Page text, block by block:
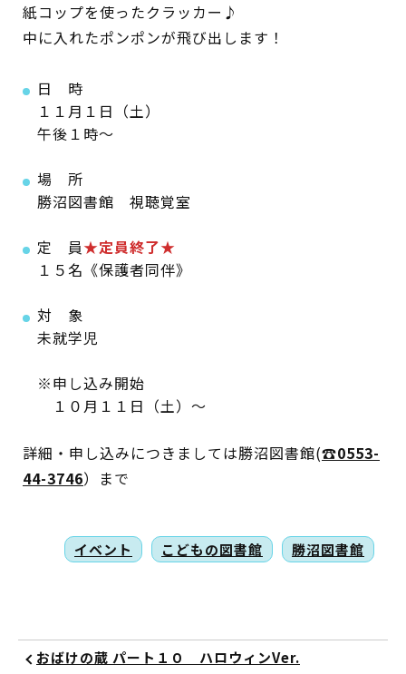
紙コップを使ったクラッカー♪
中に入れたポンポンが飛び出します！
日 時
１１月１日（土）
午後１時～
場 所
勝沼図書館 視聴覚室
定 員★定員終了★
１５名《保護者同伴》
対 象
未就学児
※申し込み開始
１０月１１日（土）～
詳細・申し込みにつきましては勝沼図書館(☎0553-
44-3746）まで
イベント こどもの図書館 勝沼図書館
おばけの蔵 パート１０ ハロウィンVer.
申請書ダウンロード
こどもの
図書館